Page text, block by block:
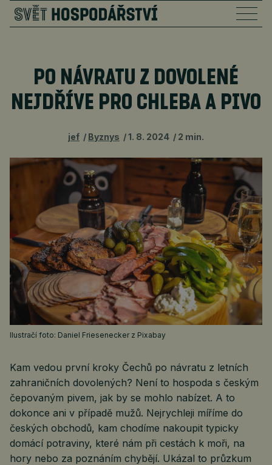
PO NÁVRATU Z DOVOLENÉ
NEJDŘÍVE PRO CHLEBA A PIVO
jef Byznys 1. 8. 2024 2 min.
Ilustračí foto: Daniel Friesenecker z Pixabay
Kam vedou první kroky Čechů po návratu z letních
zahraničních dovolených? Není to hospoda s českým
čepovaným pivem, jak by se mohlo nabízet. A to
dokonce ani v případě mužů. Nejrychleji míříme do
českých obchodů, kam chodíme nakoupit typicky
domácí potraviny, které nám při cestách k moři, na
hory nebo za poznáním chybějí. Ukázal to průzkum